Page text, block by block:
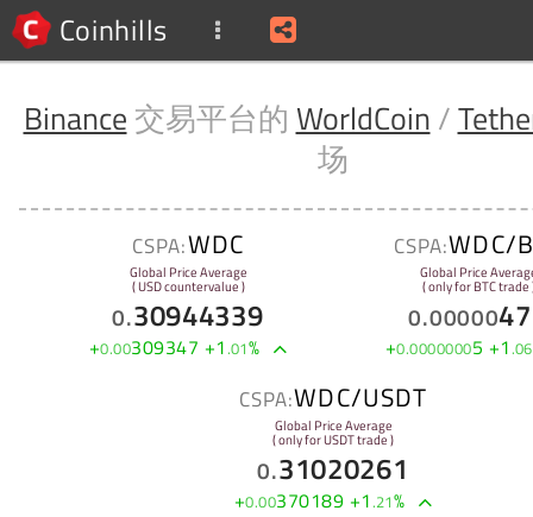
Coinhills
Binance 交易平台的 WorldCoin /
场
CSPA:WDC
Global Price Average
( USD countervalue )
0.30944339
+0.00309347 +1.01%
CSPA:WDC/
Global Price
( only for BTC trade
0.00000
+0.00000005 +1.06
CSPA:WDC/USDT
Global Price Average
( only for USDT trade )
0.31020261
+0.00370189 +1.21%